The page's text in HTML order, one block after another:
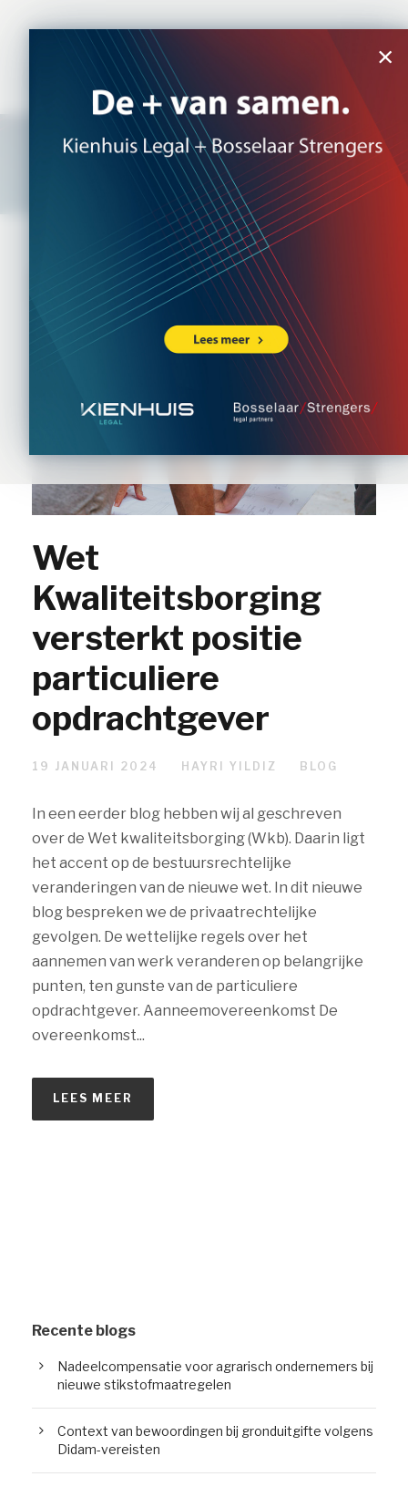
×
NL|EN
Wet
Kwaliteitsborging
versterkt positie
particuliere
opdrachtgever
19 JANUARI 2024 HAYRI YILDIZ BLOG
In een eerder blog hebben wij al geschreven
over de Wet kwaliteitsborging (Wkb). Daarin ligt
het accent op de bestuursrechtelijke
veranderingen van de nieuwe wet. In dit nieuwe
blog bespreken we de privaatrechtelijke
gevolgen. De wettelijke regels over het
aannemen van werk veranderen op belangrijke
punten, ten gunste van de particuliere
opdrachtgever. Aanneemovereenkomst De
overeenkomst...
LEES MEER
Recente blogs
Nadeelcompensatie voor agrarisch ondernemers bij
nieuwe stikstofmaatregelen
Context van bewoordingen bij gronduitgifte volgens
Didam-vereisten